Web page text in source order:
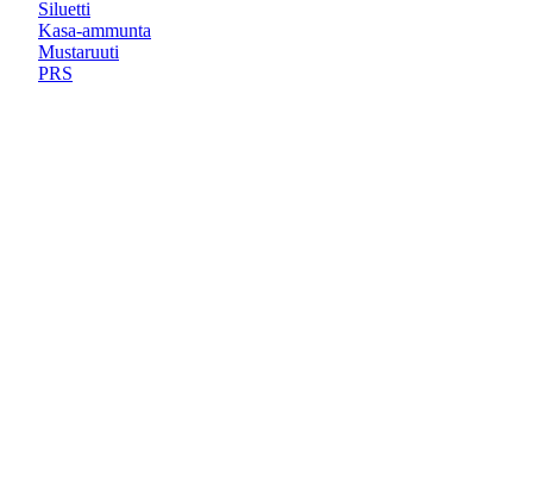
Siluetti
Kasa-ammunta
Mustaruuti
PRS